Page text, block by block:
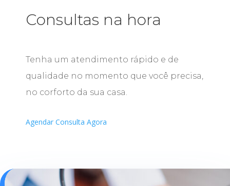
Consultas na hora
Tenha um atendimento rápido e de
qualidade no momento que você precisa,
no corforto da sua casa.
Agendar Consulta Agora